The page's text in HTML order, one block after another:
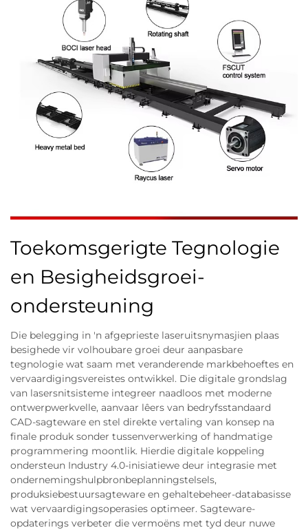
Toekomsgerigte Tegnologie
en Besigheidsgroei-
ondersteuning
Die belegging in 'n afgeprieste laseruitsnymasjien plaas
besighede vir volhoubare groei deur aanpasbare
tegnologie wat saam met veranderende markbehoeftes en
vervaardigingsvereistes ontwikkel. Die digitale grondslag
van lasersnitsisteme integreer naadloos met moderne
ontwerpwerkvelle, aanvaar lêers van bedryfsstandaard
CAD-sagteware en stel direkte vertaling van konsep na
finale produk sonder tussenverwerking of handmatige
programmering moontlik. Hierdie digitale koppeling
ondersteun Industry 4.0-inisiatiewe deur integrasie met
ondernemingshulpbronbeplanningstelsels,
produksiebestuursagteware en gehaltebeheer-databasisse
wat vervaardigingsoperasies optimeer. Sagteware-
opdaterings verbeter die vermoëns met tyd deur nuwe